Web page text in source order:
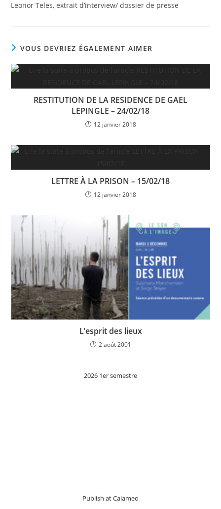
Leonor Teles, extrait d’interview/ dossier de presse
VOUS DEVRIEZ ÉGALEMENT AIMER
RESTITUTION DE LA RESIDENCE DE GAEL
LEPINGLE – 24/02/18
12 janvier 2018
LETTRE À LA PRISON – 15/02/18
12 janvier 2018
L’esprit des lieux
2 août 2001
2026 1er semestre
Publish at Calameo